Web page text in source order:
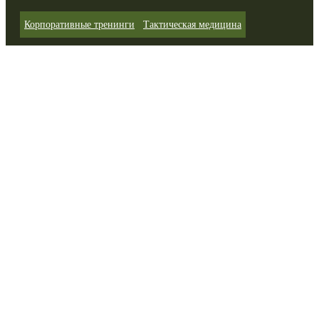
Корпоративные тренинги Тактическая медицина